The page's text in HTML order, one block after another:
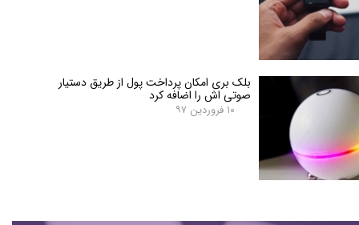
بلک بری امکان پرداخت پول از طریق دستیار
صوتی اش را اضافه کرد
۱۰ فروردین ۹۷